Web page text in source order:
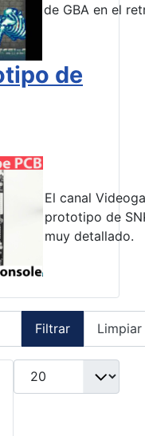
de GBA en el
de
El canal
prototipo de
muy detallado.
Filtrar Limpiar
Cantidad a mostrar